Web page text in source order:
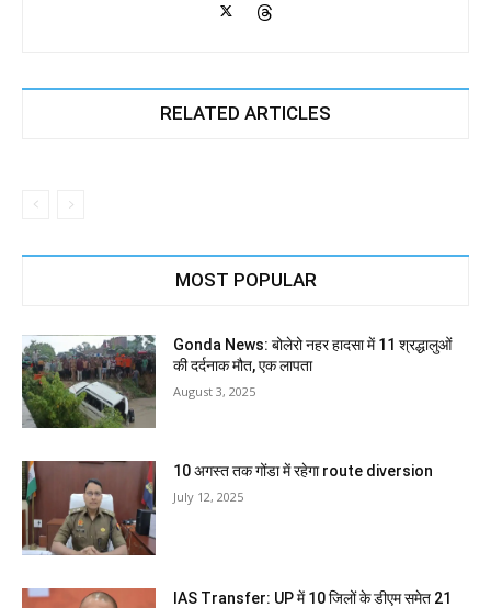
RELATED ARTICLES
MOST POPULAR
Gonda News: बोलेरो नहर हादसा में 11 श्रद्धालुओं
की दर्दनाक मौत, एक लापता
August 3, 2025
10 अगस्त तक गोंडा में रहेगा route diversion
July 12, 2025
IAS Transfer: UP में 10 जिलों के डीएम समेत 21